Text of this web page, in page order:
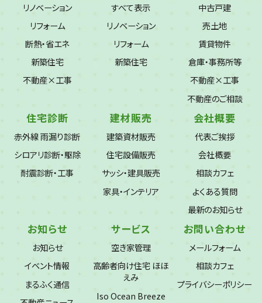
リノベーション
リフォーム
断熱・省エネ
新築住宅
不動産×工事
すべて表示
リノベーション
リフォーム
新築住宅
中古戸建
売土地
賃貸物件
倉庫・事務所等
不動産×工事
不動産のご相談
住宅診断
赤外線 雨漏り診断
シロアリ診断・駆除
耐震診断・工事
建材販売
建築資材販売
住宅設備販売
サッシ・建具販売
家具・インテリア
会社概要
代表ご挨拶
会社概要
相談カフェ
よくある質問
最新のお知らせ
お知らせ
お知らせ
イベント情報
まるふく通信
サービス
空き家管理
高齢者向け住宅 ほほ
えみ
Iso Ocean Breeze
お問い合わせ
メールフォーム
相談カフェ
プライバシーポリシー